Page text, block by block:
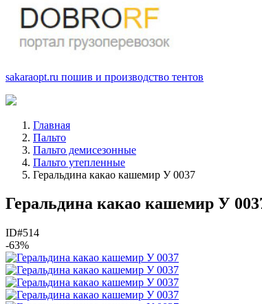
sakaraopt.ru пошив и производство тентов
Главная
Пальто
Пальто демисезонные
Пальто утепленные
Геральдина какао кашемир У 0037
Геральдина какао кашемир У
ID#514
-63%